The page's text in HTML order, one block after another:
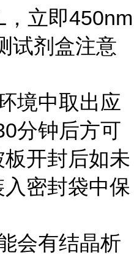
立即450nm
试剂盒注意
境中取出应
分钟后方可
开封后如未
密封袋中保
会有结晶析